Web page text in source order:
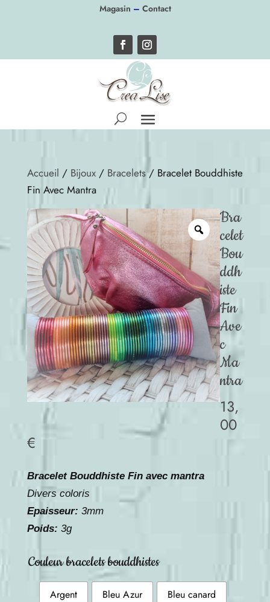
Magasin – Contact
Accueil / Bijoux/ Bracelets/ Bracelet Bouddhiste
Fin Avec Mantra
Bra
celet
Bou
ddh
iste
Fin
Ave
c
Ma
ntra
13,
00
€
Bracelet Bouddhiste Fin avec mantra
Divers coloris
Epaisseur: 3mm
Poids: 3g
Couleur bracelets bouddhistes
Argent Bleu Azur Bleu canard
Panneau de gestion des cookies